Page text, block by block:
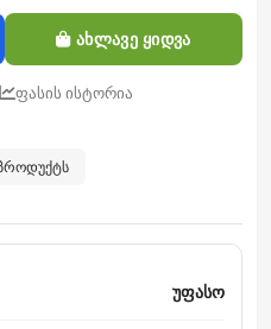
ახლავე ყიდვა
ფასის ისტორია
უფასო